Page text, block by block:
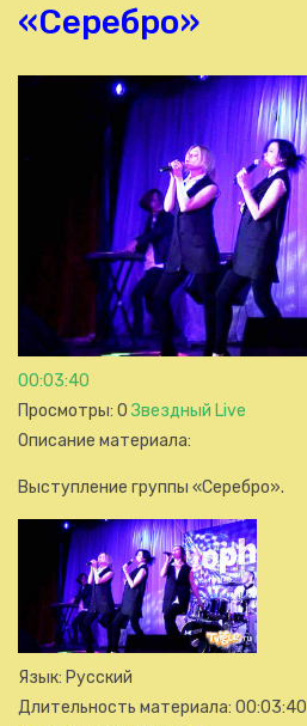
«Серебро»
00:03:40
Просмотры: 0 Звездный Live
Описание материала:
Выступление группы «Серебро».
Язык: Русский
Длительность материала: 00:03:40